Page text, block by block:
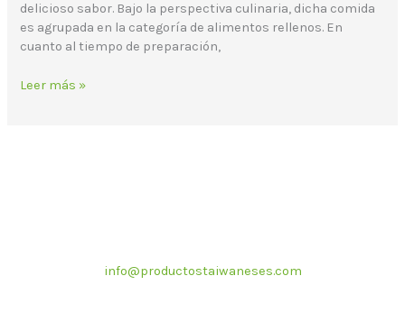
delicioso sabor. Bajo la perspectiva culinaria, dicha comida
es agrupada en la categoría de alimentos rellenos. En
cuanto al tiempo de preparación,
Leer más »
info@productostaiwaneses.com